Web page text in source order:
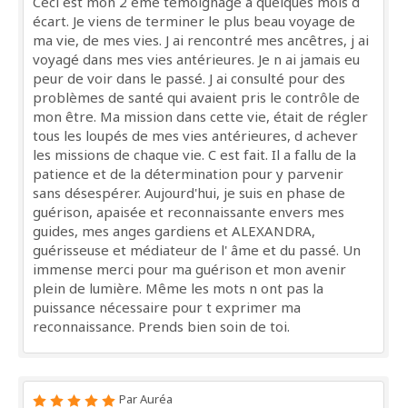
écart. Je viens de terminer le plus beau voyage de
ma vie, de mes vies. J ai rencontré mes ancêtres, j ai
voyagé dans mes vies antérieures. Je n ai jamais eu
peur de voir dans le passé. J ai consulté pour des
problèmes de santé qui avaient pris le contrôle de
mon être. Ma mission dans cette vie, était de régler
tous les loupés de mes vies antérieures, d achever
les missions de chaque vie. C est fait. Il a fallu de la
patience et de la détermination pour y parvenir
sans désespérer. Aujourd'hui, je suis en phase de
guérison, apaisée et reconnaissante envers mes
guides, mes anges gardiens et ALEXANDRA,
guérisseuse et médiateur de l' âme et du passé. Un
immense merci pour ma guérison et mon avenir
plein de lumière. Même les mots n ont pas la
puissance nécessaire pour t exprimer ma
reconnaissance. Prends bien soin de toi.
Par Auréa